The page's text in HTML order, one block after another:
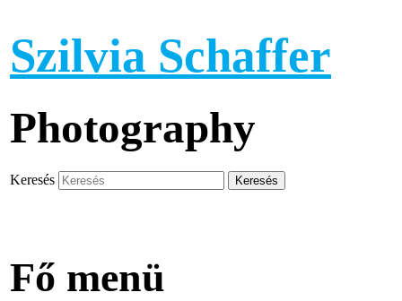
Szilvia Schaffer
Photography
Keresés
Fő menü